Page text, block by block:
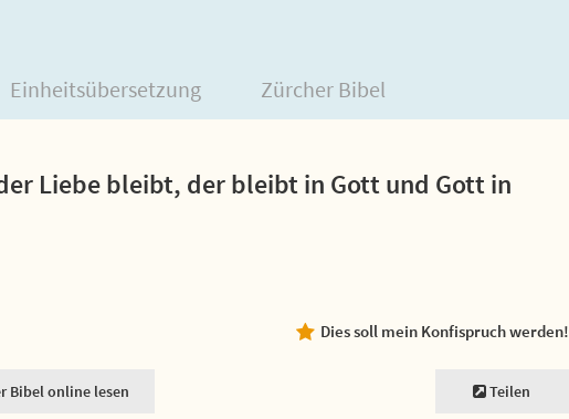
Einheitsübersetzung Zürcher Bibel
Liebe bleibt, der bleibt in Gott und Gott in
Dies soll mein Konfispruch werden!
Bibel online lesen Teilen